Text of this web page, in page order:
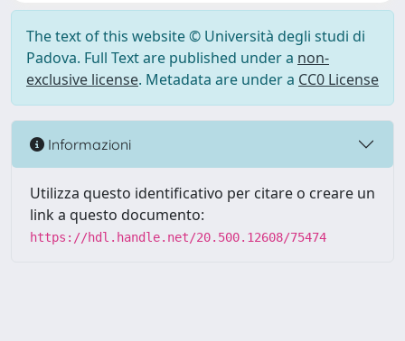
The text of this website © Università degli studi di
Padova. Full Text are published under a non-
exclusive license. Metadata are under a CC0 License
Informazioni
Utilizza questo identificativo per citare o creare un
link a questo documento:
https://hdl.handle.net/20.500.12608/75474